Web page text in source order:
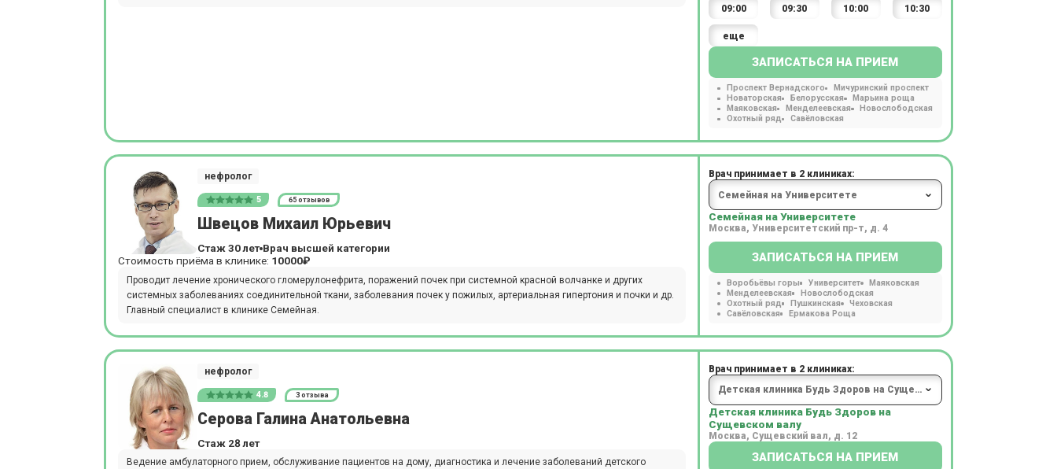
09:00 09:30 10:00 10:30
еще
ЗАПИСАТЬСЯ НА ПРИЕМ
Проспект Вернадского
Мичуринский проспект
Новаторская
Белорусская
Марьина роща
Маяковская
Менделеевская
Новослободская
Охотный ряд
Савёловская
нефролог
5 65 отзывов
Швецов Михаил Юрьевич
Стаж 30 лет Врач высшей категории
Стоимость приёма в клинике: 10000₽
Проводит лечение хронического гломерулонефрита, поражений почек при системной красной волчанке и других
системных заболеваниях соединительной ткани, заболевания почек у пожилых, артериальная гипертония и почки и др.
Главный специалист в клинике Семейная.
Врач принимает в 2 клиниках:
Семейная на Университете
Москва, Университетский пр-т, д. 4
ЗАПИСАТЬСЯ НА ПРИЕМ
Воробьёвы горы Университет
Маяковская
Менделеевская
Новослободская
Охотный ряд
Пушкинская
Чеховская
Савёловская
Ермакова Роща
нефролог
4.8 3 отзыва
Серова Галина Анатольевна
Стаж 28 лет
Ведение амбулаторного прием, обслуживание пациентов на дому, диагностика и лечение заболеваний детского
Врач принимает в 2 клиниках:
Детская клиника Будь Здоров на
Сущевском валу
Москва, Сущевский вал, д. 12
ЗАПИСАТЬСЯ НА ПРИЕМ